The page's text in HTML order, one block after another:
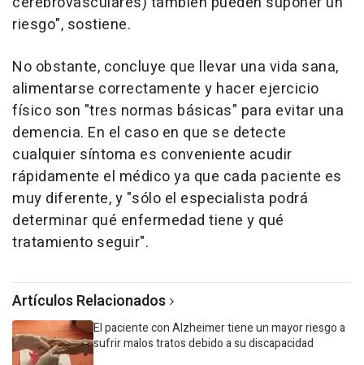
riesgo", sostiene.
No obstante, concluye que llevar una vida sana,
alimentarse correctamente y hacer ejercicio
físico son "tres normas básicas" para evitar una
demencia. En el caso en que se detecte
cualquier síntoma es conveniente acudir
rápidamente el médico ya que cada paciente es
muy diferente, y "sólo el especialista podrá
determinar qué enfermedad tiene y qué
tratamiento seguir".
Artículos Relacionados
El paciente con Alzheimer tiene un mayor riesgo a
sufrir malos tratos debido a su discapacidad